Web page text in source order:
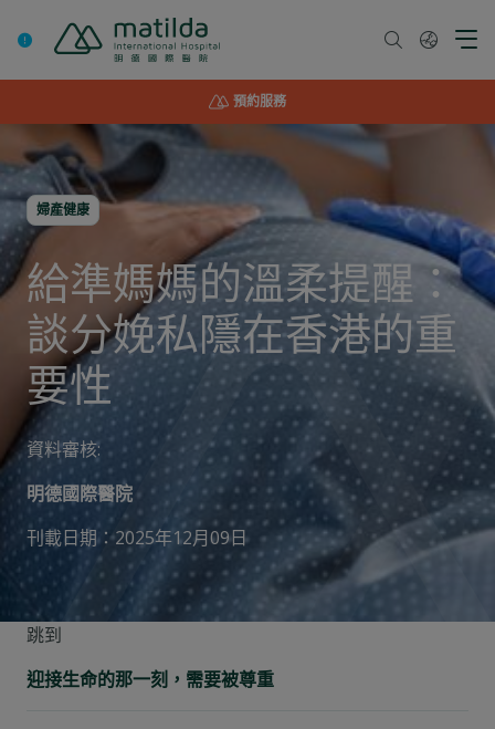
預約服務
婦產健康
給準媽媽的溫柔提醒：
談分娩私隱在香港的重
要性
資料審核:
明德國際醫院
刊載日期：2025年12月09日
跳到
迎接生命的那一刻，需要被尊重